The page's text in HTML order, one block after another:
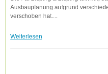
Ausbauplanung aufgrund
verschoben hat....
Weiterlesen